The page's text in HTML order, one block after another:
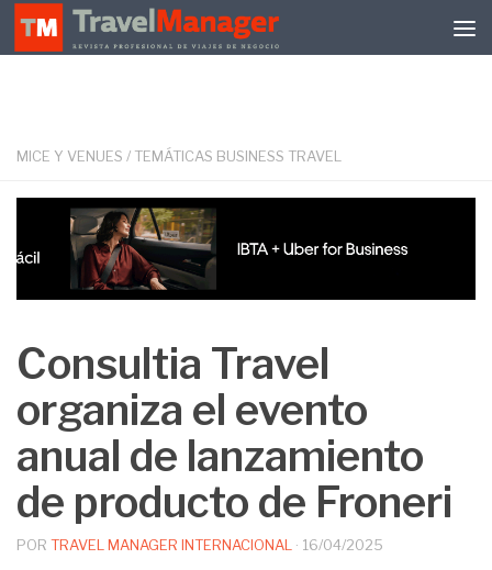
Debajo del contenido
MICE Y VENUES / TEMÁTICAS BUSINESS TRAVEL
Consultia Travel
organiza el evento
anual de lanzamiento
de producto de Froneri
POR TRAVEL MANAGER INTERNACIONAL · 16/04/2025